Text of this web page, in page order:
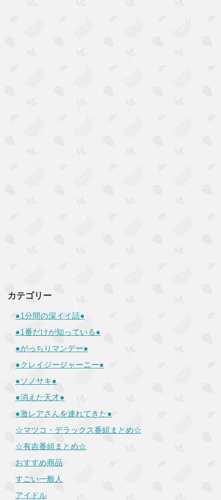
カテゴリー
●1分間の深イイ話●
●1番だけが知っている●
●がっちりマンデー●
●クレイジージャーニー●
●ソノサキ●
●消えた天才●
●激レアさんを連れてきた●
☆マツコ・デラックス番組まとめ☆
☆有吉番組まとめ☆
おすすめ商品
すごい一般人
アイドル